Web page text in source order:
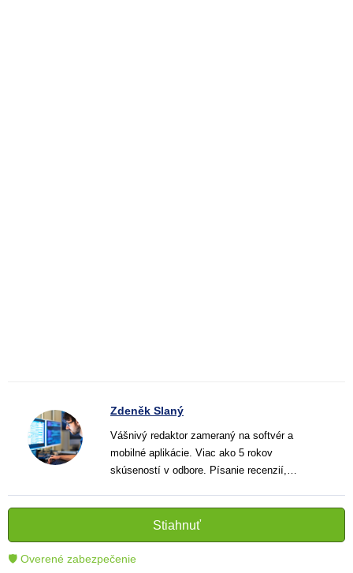
Zdeněk Slaný
Vášnivý redaktor zameraný na softvér a
mobilné aplikácie. Viac ako 5 rokov
skúseností v odbore. Písanie recenzií,
informatívnych textov, ktoré pomáhajú
čitateľom lepšie porozumieť a využiť moderné
technológie.
Stiahnuť
🛡 Overené zabezpečenie